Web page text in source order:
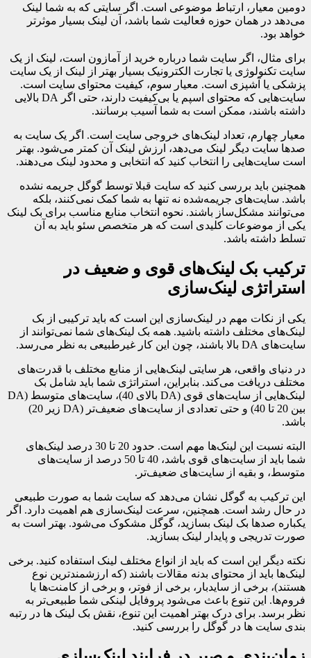
دومین معیار، ارتباط موضوعی است. اگر سایتی که به شما لینک
می‌دهد در همان حوزه فعالیت شما باشد، آن لینک بسیار موثرتر
خواهد بود.
برای مثال، اگر سایت شما درباره خرید از آمازون است، لینک از یک
سایت تکنولوژی یا تجارت الکترونیک بسیار بهتر از لینک از یک سایت
پزشکی یا آشپزی است. معیار سوم، کیفیت محتوای سایت است.
سایت‌هایی که محتوای اسپم یا بی‌کیفیت دارند، حتی اگر DA بالایی
داشته باشند، ممکن است به شما آسیب برسانند.
معیار چهارم، تعداد لینک‌های خروجی سایت است. اگر یک سایت به
صدها سایت دیگر لینک می‌دهد، ارزش لینک آن کمتر می‌شود. بهتر
است سایت‌هایی را انتخاب کنید که انتخابی و محدود لینک می‌دهند.
همچنین باید بررسی کنید که سایت قبلا توسط گوگل جریمه نشده
باشد. سایت‌های جریمه‌شده نه تنها به شما کمک نمی‌کنند، بلکه
می‌توانند مشکل‌ساز باشند. نحوه انتخاب منابع مناسب برای بک لینک
یکی از موضوعات کلیدی است که هر متخصص سئو باید به آن
تسلط داشته باشد.
ترکیب بک لینک‌های قوی و ضعیف در
استراتژی لینک‌سازی
یکی از نکات مهم در لینک‌سازی این است که باید ترکیبی از بک
لینک‌های مختلف داشته باشید. همه بک لینک‌های شما نمی‌توانند از
سایت‌های DA بالا باشند، چون این کار غیرطبیعی به نظر می‌رسد.
در دنیای واقعی، هر سایتی لینک‌هایی از منابع مختلف با قدرت‌های
مختلف دریافت می‌کند. بنابراین، استراتژی شما باید شامل بک
لینک‌هایی از سایت‌های قوی (DA بالای 40)، سایت‌های متوسط (DA
بین 20 تا 40) و حتی تعدادی از سایت‌های ضعیف‌تر (DA زیر 20)
باشد.
البته نسبت این لینک‌ها مهم است. حدود 20 تا 30 درصد لینک‌های
شما باید از سایت‌های قوی باشد، 40 تا 50 درصد از سایت‌های
متوسط، و بقیه از سایت‌های ضعیف‌تر.
این ترکیب به گوگل نشان می‌دهد که سایت شما به صورت طبیعی
در حال رشد است. همچنین، سرعت لینک‌سازی هم اهمیت دارد. اگر
یکباره صدها بک لینک بسازید، گوگل مشکوک می‌شود. بهتر است به
صورت تدریجی و پایدار لینک بسازید.
نکته دیگر این است که باید از انواع مختلف لینک استفاده کنید. برخی
لینک‌ها باید از محتوای بدنه مقالات باشند (که ارزشمندترین نوع
هستند)، برخی از سایدبار، برخی از فوتر، و برخی از کامنت‌ها یا
فروم‌ها. این تنوع باعث می‌شود پروفایل لینکی شما طبیعی‌تر به
نظر برسد. برای درک بهتر اهمیت این تنوع، نقش بک لینک ها در رتبه
بندی سایت ها در گوگل را بررسی کنید.